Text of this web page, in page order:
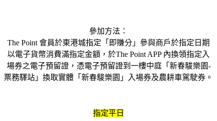
參加方法：
The Point 會員於東港城指定「即賺分」參與商戶於指定日期
以電子貨幣消費滿指定金額，於The Point APP 內換領指定入
場券之電子預留證，憑電子預留證到一樓中庭「新春駿樂園-
票務驛站」換取實體「新春駿樂園」入場券及農耕車駕駛券。
指定平日